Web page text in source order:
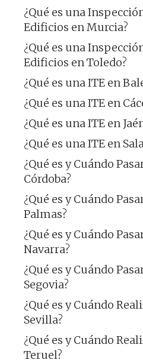
¿Qué es una
Edificios en Murcia?
¿Qué es una
Edificios en Toledo?
¿Qué es una ITE en
¿Qué es una ITE en
¿Qué es una ITE en
¿Qué es una ITE en
¿Qué es y Cuándo
Córdoba?
¿Qué es y Cuándo
Palmas?
¿Qué es y Cuándo
Navarra?
¿Qué es y Cuándo
Segovia?
¿Qué es y Cuándo
Sevilla?
¿Qué es y Cuándo
Teruel?